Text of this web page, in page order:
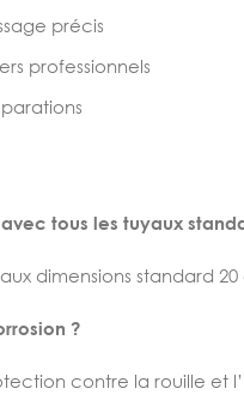
précis
professionnels
tous les tuyaux
dimensions standard 20
?
contre la rouille et